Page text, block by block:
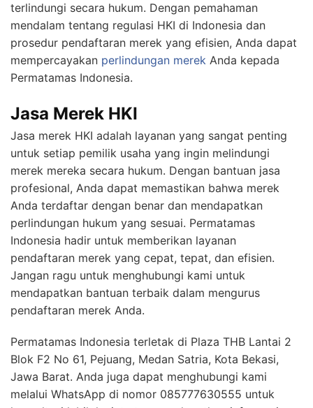
terlindungi secara hukum. Dengan pemahaman
mendalam tentang regulasi HKI di Indonesia dan
prosedur pendaftaran merek yang efisien, Anda dapat
mempercayakan perlindungan merek Anda kepada
Permatamas Indonesia.
Jasa Merek HKI
Jasa merek HKI adalah layanan yang sangat penting
untuk setiap pemilik usaha yang ingin melindungi
merek mereka secara hukum. Dengan bantuan jasa
profesional, Anda dapat memastikan bahwa merek
Anda terdaftar dengan benar dan mendapatkan
perlindungan hukum yang sesuai. Permatamas
Indonesia hadir untuk memberikan layanan
pendaftaran merek yang cepat, tepat, dan efisien.
Jangan ragu untuk menghubungi kami untuk
mendapatkan bantuan terbaik dalam mengurus
pendaftaran merek Anda.
Permatamas Indonesia terletak di Plaza THB Lantai 2
Blok F2 No 61, Pejuang, Medan Satria, Kota Bekasi,
Jawa Barat. Anda juga dapat menghubungi kami
melalui WhatsApp di nomor 085777630555 untuk